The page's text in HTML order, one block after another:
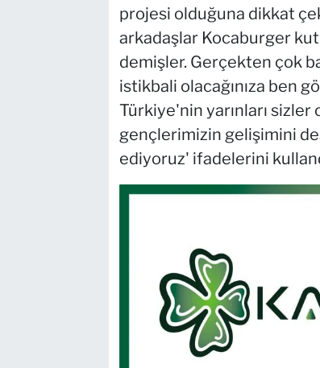
projesi olduğuna dikkat
arkadaşlar Kocaburger
demişler. Gerçekten çok
istikbali olacağınıza ben
Türkiye'nin yarınları sizler
gençlerimizin gelişimini
ediyoruz' ifadelerini